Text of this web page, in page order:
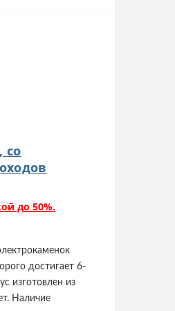
со
до 50%.
достигает 6-
изготовлен из
Наличие